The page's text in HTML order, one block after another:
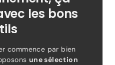
les bons
commence par bien
une sélection